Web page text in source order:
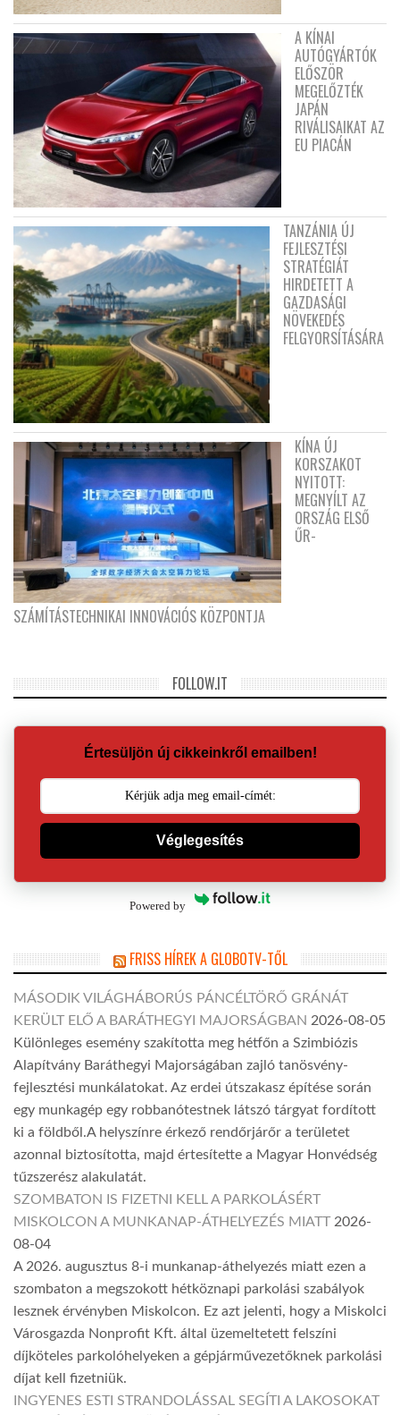
A KÍNAI
AUTÓGYÁRTÓK
ELŐSZÖR
MEGELŐZTÉK
JAPÁN
RIVÁLISAIKAT AZ
EU PIACÁN
TANZÁNIA ÚJ
FEJLESZTÉSI
STRATÉGIÁT
HIRDETETT A
GAZDASÁGI
NÖVEKEDÉS
FELGYORSÍTÁSÁRA
KÍNA ÚJ
KORSZAKOT
NYITOTT:
MEGNYÍLT AZ
ORSZÁG ELSŐ
ŰR-
SZÁMÍTÁSTECHNIKAI INNOVÁCIÓS KÖZPONTJA
FOLLOW.IT
Értesüljön új cikkeinkről emailben!
Véglegesítés
Powered by
FRISS HÍREK A GLOBOTV-TŐL
MÁSODIK VILÁGHÁBORÚS PÁNCÉLTÖRŐ GRÁNÁT
KERÜLT ELŐ A BARÁTHEGYI MAJORSÁGBAN 2026-08-05
Különleges esemény szakította meg hétfőn a Szimbiózis
Alapítvány Baráthegyi Majorságában zajló tanösvény-
fejlesztési munkálatokat. Az erdei útszakasz építése során
egy munkagép egy robbanótestnek látszó tárgyat fordított
ki a földből.A helyszínre érkező rendőrjárőr a területet
azonnal biztosította, majd értesítette a Magyar Honvédség
tűzszerész alakulatát.
SZOMBATON IS FIZETNI KELL A PARKOLÁSÉRT
MISKOLCON A MUNKANAP-ÁTHELYEZÉS MIATT 2026-
08-04
A 2026. augusztus 8-i munkanap-áthelyezés miatt ezen a
szombaton a megszokott hétköznapi parkolási szabályok
lesznek érvényben Miskolcon. Ez azt jelenti, hogy a Miskolci
Városgazda Nonprofit Kft. által üzemeltetett felszíni
díjköteles parkolóhelyeken a gépjárművezetőknek parkolási
díjat kell fizetniük.
INGYENES ESTI STRANDOLÁSSAL SEGÍTI A LAKOSOKAT